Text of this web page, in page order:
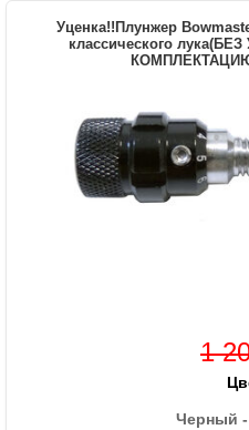
Уценка!!Плунжер
классического
1
Черный -